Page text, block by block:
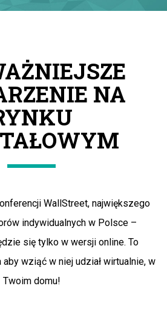
NA
WallStreet, największego
indywidualnych w Polsce –
się tylko w wersji online. To
wziąć w niej udział wirtualnie, w
Twoim domu!